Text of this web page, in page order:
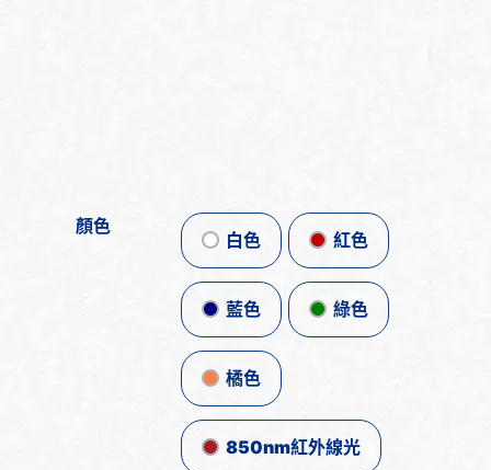
顏色
白色 紅色
藍色 綠色
橘色
850nm紅外線光